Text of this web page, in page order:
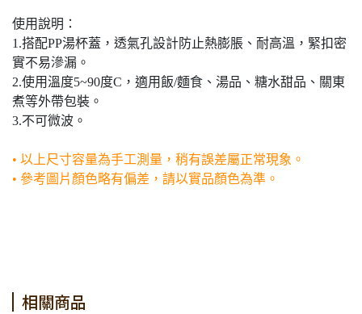
使用說明：
1.搭配PP湯杯蓋，透氣孔設計防止熱膨脹、耐高溫，緊扣密
實不易滲漏。
2.使用溫度5~90度C，適用飯/麵食、湯品、糖水甜品、關東
煮等外帶包裝。
3.不可微波。
• 以上尺寸容量為手工測量，稍有誤差屬正常現象。
• 參考圖片顏色略有偏差，請以實品顏色為準。
相關商品